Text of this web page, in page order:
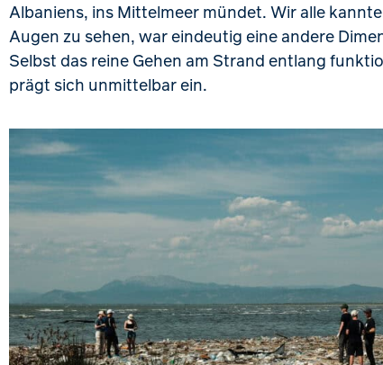
Albaniens, ins Mittelmeer mündet. Wir alle
Augen zu sehen, war eindeutig eine andere
Selbst das reine Gehen am Strand entlang
prägt sich unmittelbar ein.